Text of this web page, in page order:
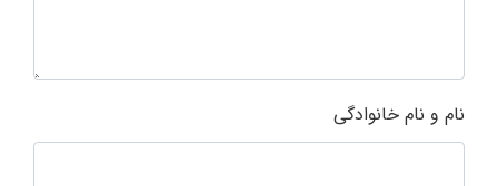
نام و نام خانوادگی